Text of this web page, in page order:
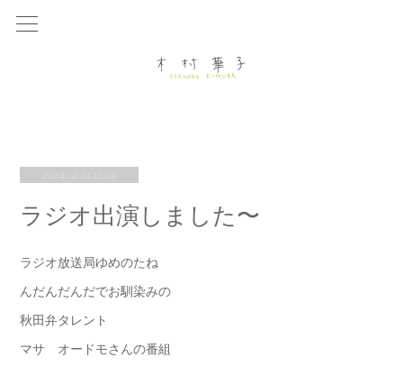
ラジオ出演しました〜
ラジオ放送局ゆめのたね
んだんだんだでお馴染みの
秋田弁タレント
マサ オードモさんの番組